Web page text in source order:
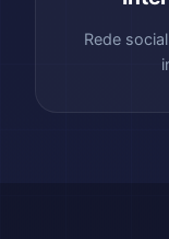
Rede